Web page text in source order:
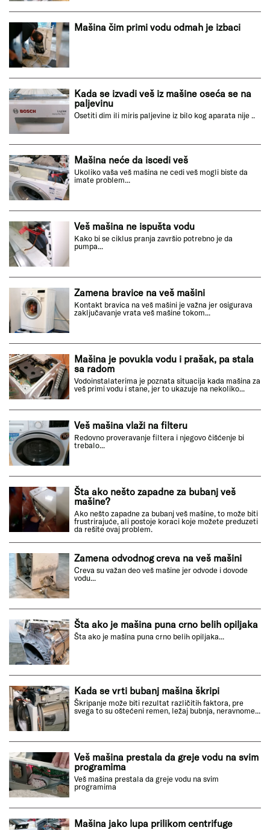
Mašina čim primi vodu odmah je izbaci
Kada se izvadi veš iz mašine oseća se na
paljevinu
Osetiti dim ili miris paljevine iz bilo kog aparata nije ..
Mašina neće da iscedi veš
Ukoliko vaša veš mašina ne cedi veš mogli biste da
imate problem...
Veš mašina ne ispušta vodu
Kako bi se ciklus pranja završio potrebno je da
pumpa...
Zamena bravice na veš mašini
Kontakt bravica na veš mašini je važna jer osigurava
zaključavanje vrata veš mašine tokom...
Mašina je povukla vodu i prašak, pa stala
sa radom
Vodoinstalaterima je poznata situacija kada mašina za
veš primi vodu i stane, jer to ukazuje na nekoliko...
Veš mašina vlaži na filteru
Redovno proveravanje filtera i njegovo čišćenje bi
trebalo...
Šta ako nešto zapadne za bubanj veš
mašine?
Ako nešto zapadne za bubanj veš mašine, to može biti
frustrirajuće, ali postoje koraci koje možete preduzeti
da rešite ovaj problem.
Zamena odvodnog creva na veš mašini
Creva su važan deo veš mašine jer odvode i dovode
vodu...
Šta ako je mašina puna crno belih opiljaka
Šta ako je mašina puna crno belih opiljaka...
Kada se vrti bubanj mašina škripi
Škripanje može biti rezultat različitih faktora, pre
svega to su oštećeni remen, ležaj bubnja, neravnome...
Veš mašina prestala da greje vodu na svim
programima
Veš mašina prestala da greje vodu na svim
programima
Mašina jako lupa prilikom centrifuge